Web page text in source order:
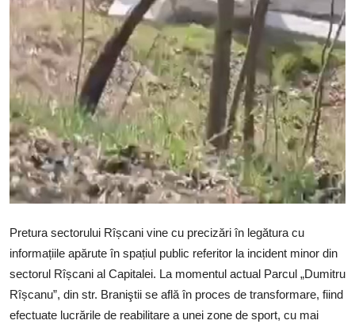
Pretura sectorului Rîșcani vine cu precizări în legătura cu
informațiile apărute în spațiul public referitor la incident minor din
sectorul Rîșcani al Capitalei. La momentul actual Parcul „Dumitru
Rîșcanu”, din str. Braniştii se află în proces de transformare, fiind
efectuate lucrările de reabilitare a unei zone de sport, cu mai